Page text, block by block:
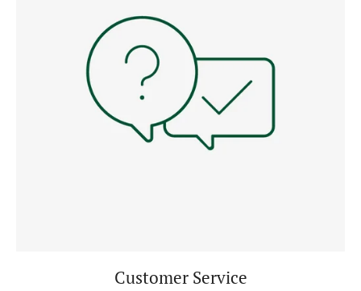
Customer Service